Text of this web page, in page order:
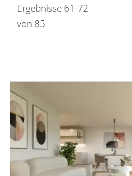
Ergebnisse 61-72
von 85